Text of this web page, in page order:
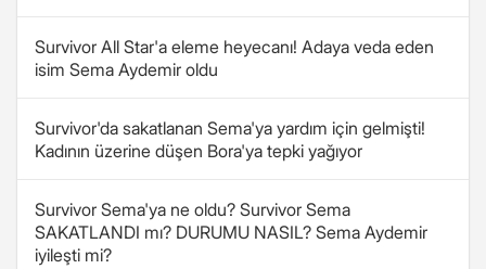
Survivor All Star'a eleme heyecanı! Adaya veda eden
isim Sema Aydemir oldu
Survivor'da sakatlanan Sema'ya yardım için gelmişti!
Kadının üzerine düşen Bora'ya tepki yağıyor
Survivor Sema'ya ne oldu? Survivor Sema
SAKATLANDI mı? DURUMU NASIL? Sema Aydemir
iyileşti mi?